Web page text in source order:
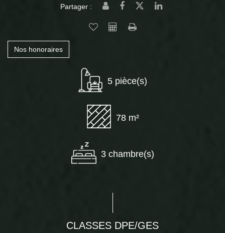
Partager :
Nos honoraires
5 pièce(s)
78 m²
3 chambre(s)
CLASSES DPE/GES